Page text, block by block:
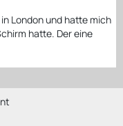
London und hatte mich
hatte. Der eine